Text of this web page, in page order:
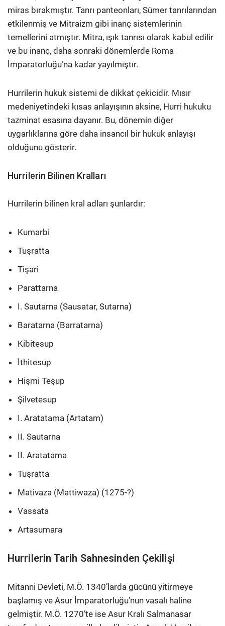
miras bırakmıştır. Tanrı panteonları, Sümer tanrılarından
etkilenmiş ve Mitraizm gibi inanç sistemlerinin
temellerini atmıştır. Mitra, ışık tanrısı olarak kabul edilir
ve bu inanç, daha sonraki dönemlerde Roma
İmparatorluğu’na kadar yayılmıştır.
Hurrilerin hukuk sistemi de dikkat çekicidir. Mısır
medeniyetindeki kısas anlayışının aksine, Hurri hukuku
tazminat esasına dayanır. Bu, dönemin diğer
uygarlıklarına göre daha insancıl bir hukuk anlayışı
olduğunu gösterir.
Hurrilerin Bilinen Kralları
Hurrilerin bilinen kral adları şunlardır:
Kumarbi
Tuşratta
Tişari
Parattarna
I. Sautarna (Sausatar, Sutarna)
Baratarna (Barratarna)
Kibitesup
İthitesup
Hişmi Teşup
Şilvetesup
I. Aratatama (Artatam)
II. Sautarna
II. Aratatama
Tuşratta
Mativaza (Mattiwaza) (1275-?)
Vassata
Artasumara
Hurrilerin Tarih Sahnesinden Çekilişi
Mitanni Devleti, M.Ö. 1340’larda gücünü yitirmeye
başlamış ve Asur İmparatorluğu’nun vasalı haline
gelmiştir. M.Ö. 1270’te ise Asur Kralı Salmanasar